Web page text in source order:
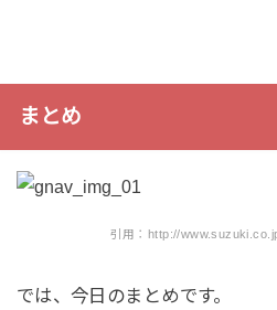
まとめ
引用：http://
では、今日のまとめです。